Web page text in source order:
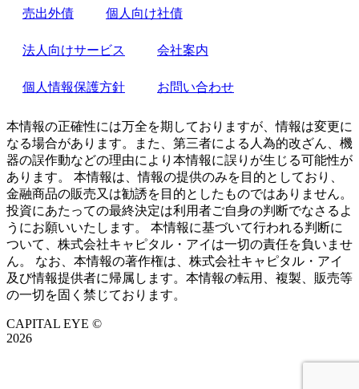
売出外債 個人向け社債
法人向けサービス 会社案内
個人情報保護方針 お問い合わせ
本情報の正確性には万全を期しておりますが、情報は変更に
なる場合があります。また、第三者による人為的改ざん、機
器の誤作動などの理由により本情報に誤りが生じる可能性が
あります。 本情報は、情報の提供のみを目的としており、
金融商品の販売又は勧誘を目的としたものではありません。
投資にあたっての最終決定は利用者ご自身の判断でなさるよ
うにお願いいたします。 本情報に基づいて行われる判断に
ついて、株式会社キャピタル・アイは一切の責任を負いませ
ん。 なお、本情報の著作権は、株式会社キャピタル・アイ
及び情報提供者に帰属します。本情報の転用、複製、販売等
の一切を固く禁じております。
CAPITAL EYE ©
2026